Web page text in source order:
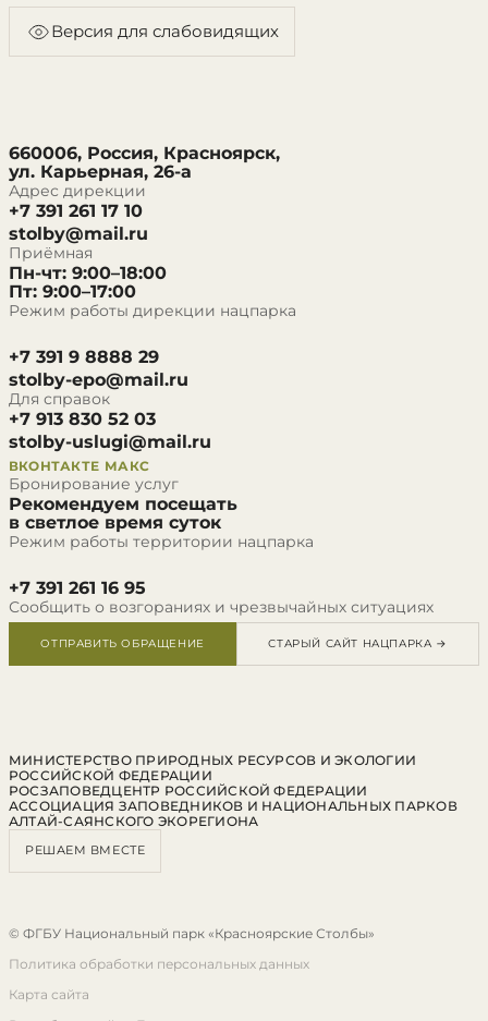
Версия для слабовидящих
660006, Россия, Красноярск,
ул. Карьерная, 26-а
Адрес дирекции
+7 391 261 17 10
stolby@mail.ru
Приёмная
Пн-чт: 9:00–18:00
Пт: 9:00–17:00
Режим работы дирекции нацпарка
+7 391 9 8888 29
stolby-epo@mail.ru
Для справок
+7 913 830 52 03
stolby-uslugi@mail.ru
ВКОНТАКТЕ МАКС
Бронирование услуг
Рекомендуем посещать
в светлое время суток
Режим работы территории нацпарка
+7 391 261 16 95
Сообщить о возгораниях и чрезвычайных ситуациях
ОТПРАВИТЬ ОБРАЩЕНИЕ СТАРЫЙ САЙТ НАЦПАРКА →
МИНИСТЕРСТВО ПРИРОДНЫХ РЕСУРСОВ И ЭКОЛОГИИ
РОССИЙСКОЙ ФЕДЕРАЦИИ
РОСЗАПОВЕДЦЕНТР РОССИЙСКОЙ ФЕДЕРАЦИИ
АССОЦИАЦИЯ ЗАПОВЕДНИКОВ И НАЦИОНАЛЬНЫХ ПАРКОВ
АЛТАЙ-САЯНСКОГО ЭКОРЕГИОНА
РЕШАЕМ ВМЕСТЕ
© ФГБУ Национальный парк «Красноярские Столбы»
Политика обработки персональных данных
Карта сайта